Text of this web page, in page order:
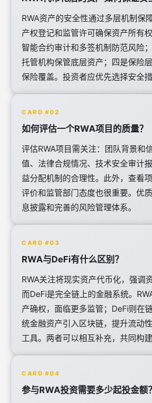
RWA资产的安全性通过多层机制保
产权登记和监管许可确保资产所有
智能合约审计和多签机制防范风险
托管机构保管底层资产；四是保险
保险覆盖。投资者应优先选择安全措
CARD #02
如何评估一个RWA项目的质量？
评估RWA项目需关注：团队背景和
值、法律合规情况、技术安全审计
益分配机制的合理性。此外，查看
评价和监管部门态度也很重要。优
息披露和完善的风险管理体系。
CARD #03
RWA与DeFi有什么区别？
RWA关注将现实资产代币化，强调
而DeFi是完全链上的金融系统。
产确权，面临更多监管；DeFi则在
统金融资产引入区块链，提升流动
工具。两者可以相互补充，共同构
CARD #04
参与RWA投资需要多少起投金额？